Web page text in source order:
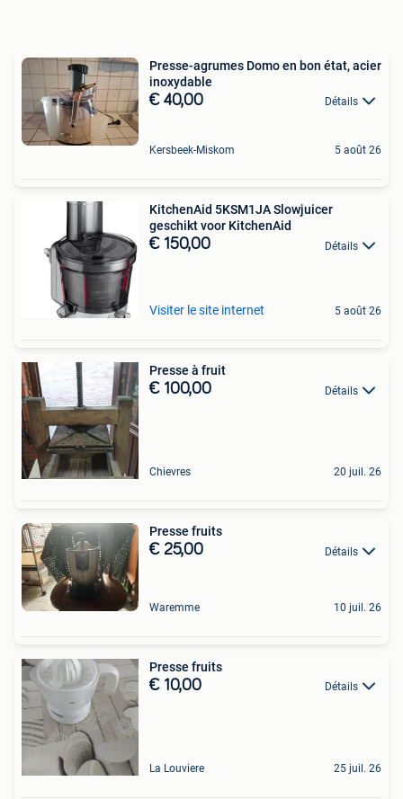
Presse-agrumes Domo en bon état, acier
inoxydable
€ 40,00 Détails
Kersbeek-Miskom 5 août 26
KitchenAid 5KSM1JA Slowjuicer
geschikt voor KitchenAid
€ 150,00 Détails
Visiter le site internet 5 août 26
Presse à fruit
€ 100,00 Détails
Chievres 20 juil. 26
Presse fruits
€ 25,00 Détails
Waremme 10 juil. 26
Presse fruits
€ 10,00 Détails
La Louviere 25 juil. 26